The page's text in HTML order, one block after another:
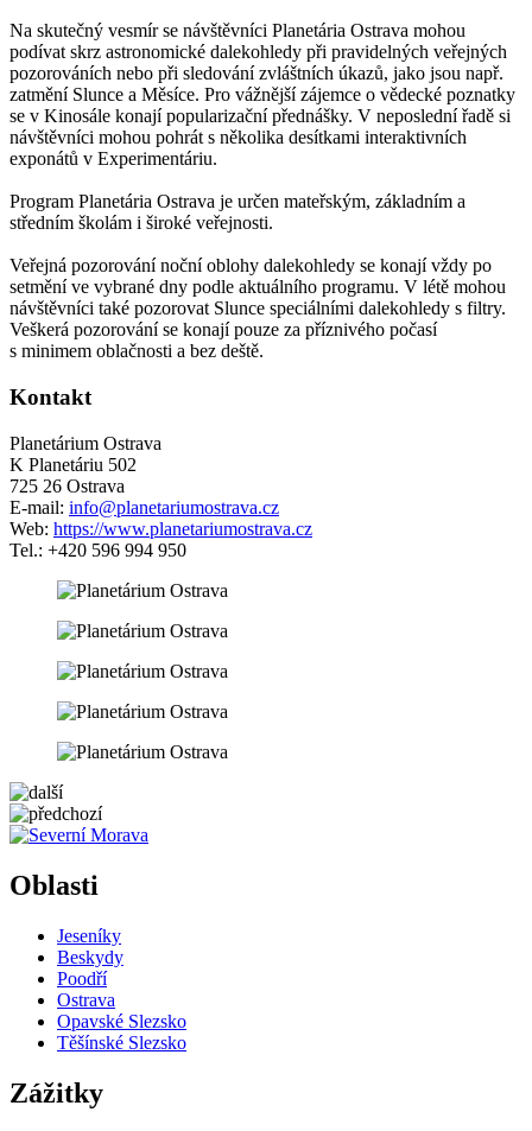
Na skutečný vesmír se návštěvníci Planetária Ostrava mohou
podívat skrz astronomické dalekohledy při pravidelných veřejných
pozorováních nebo při sledování zvláštních úkazů, jako jsou např.
zatmění Slunce a Měsíce. Pro vážnější zájemce o vědecké poznatky
se v Kinosále konají popularizační přednášky. V neposlední řadě si
návštěvníci mohou pohrát s několika desítkami interaktivních
exponátů v Experimentáriu.
Program Planetária Ostrava je určen mateřským, základním a
středním školám i široké veřejnosti.
Veřejná pozorování noční oblohy dalekohledy se konají vždy po
setmění ve vybrané dny podle aktuálního programu. V létě mohou
návštěvníci také pozorovat Slunce speciálními dalekohledy s filtry.
Veškerá pozorování se konají pouze za příznivého počasí
s minimem oblačnosti a bez deště.
Kontakt
Planetárium Ostrava
K Planetáriu 502
725 26 Ostrava
E-mail: info@planetariumostrava.cz
Web: https://www.planetariumostrava.cz
Tel.: +420 596 994 950
−
5 km
Oblasti
Jeseníky
Beskydy
Poodří
Ostrava
Opavské Slezsko
Těšínské Slezsko
Zážitky